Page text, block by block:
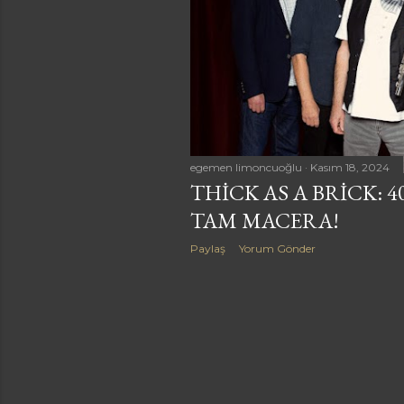
egemen limoncuoğlu Kasım 18, 2024
THICK AS A BRICK:
TAM MACERA!
Paylaş Yorum Gönder